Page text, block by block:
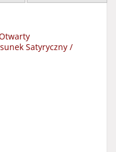
Satyryczny /